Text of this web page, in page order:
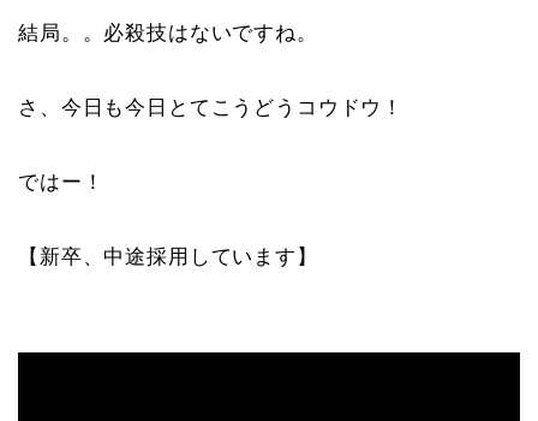
結局。。必殺技はないですね。
さ、今日も今日とてこうどうコウドウ！
ではー！
【新卒、中途採用しています】